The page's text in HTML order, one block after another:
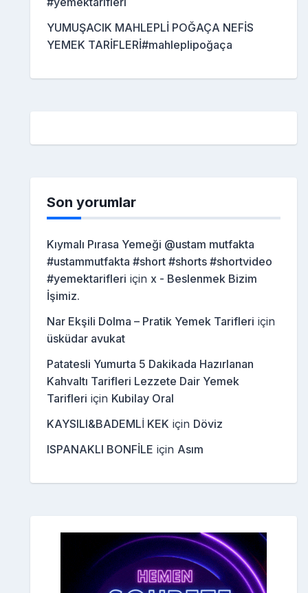
YUMUŞACIK MAHLEPLİ POĞAÇA NEFİS
YEMEK TARİFLERİ#mahleplipoğaça
Son yorumlar
Kıymalı Pırasa Yemeği @ustam mutfakta
#ustammutfakta #short #shorts #shortvideo
#yemektarifleri için x - Beslenmek Bizim
İşimiz.
Nar Ekşili Dolma – Pratik Yemek Tarifleri için
üsküdar avukat
Patatesli Yumurta 5 Dakikada Hazırlanan
Kahvaltı Tarifleri Lezzete Dair Yemek
Tarifleri için Kubilay Oral
KAYSILI&BADEMLİ KEK için Döviz
ISPANAKLI BONFİLE için Asım